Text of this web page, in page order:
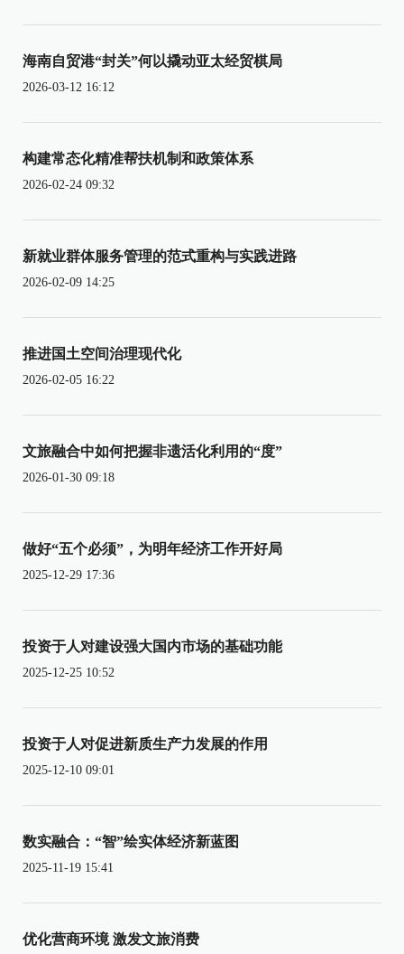
海南自贸港“封关”何以撬动亚太经贸棋局
2026-03-12 16:12
构建常态化精准帮扶机制和政策体系
2026-02-24 09:32
新就业群体服务管理的范式重构与实践进路
2026-02-09 14:25
推进国土空间治理现代化
2026-02-05 16:22
文旅融合中如何把握非遗活化利用的“度”
2026-01-30 09:18
做好“五个必须”，为明年经济工作开好局
2025-12-29 17:36
投资于人对建设强大国内市场的基础功能
2025-12-25 10:52
投资于人对促进新质生产力发展的作用
2025-12-10 09:01
数实融合：“智”绘实体经济新蓝图
2025-11-19 15:41
优化营商环境 激发文旅消费